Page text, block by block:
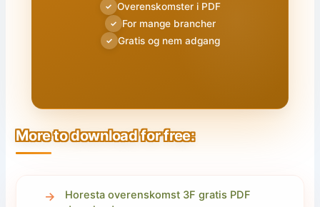
✓ Overenskomster i PDF
✓ For mange brancher
✓ Gratis og nem adgang
More to download for free:
Horesta overenskomst 3F gratis PDF